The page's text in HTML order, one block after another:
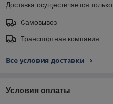
Доставка осуществляется
Самовывоз
Транспортная компания
Все условия доставки
Условия оплаты